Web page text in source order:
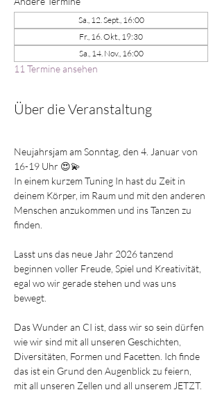
Sa., 12. Sept., 16:00
Fr., 16. Okt., 19:30
Sa., 14. Nov., 16:00
11 Termine ansehen
Über die Veranstaltung
Neujahrsjam am Sonntag, den 4. Januar von
16-19 Uhr 😍💫
In einem kurzem Tuning In hast du Zeit in
deinem Körper, im Raum und mit den anderen
Menschen anzukommen und ins Tanzen zu
finden.
Lasst uns das neue Jahr 2026 tanzend
beginnen voller Freude, Spiel und Kreativität,
egal wo wir gerade stehen und was uns
bewegt.
Das Wunder an CI ist, dass wir so sein dürfen
wie wir sind mit all unseren Geschichten,
Diversitäten, Formen und Facetten. Ich finde
das ist ein Grund den Augenblick zu feiern,
mit all unseren Zellen und all unserem JETZT.